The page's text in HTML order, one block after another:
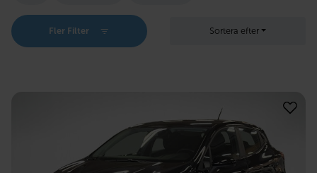
Fler Filter Sortera efter